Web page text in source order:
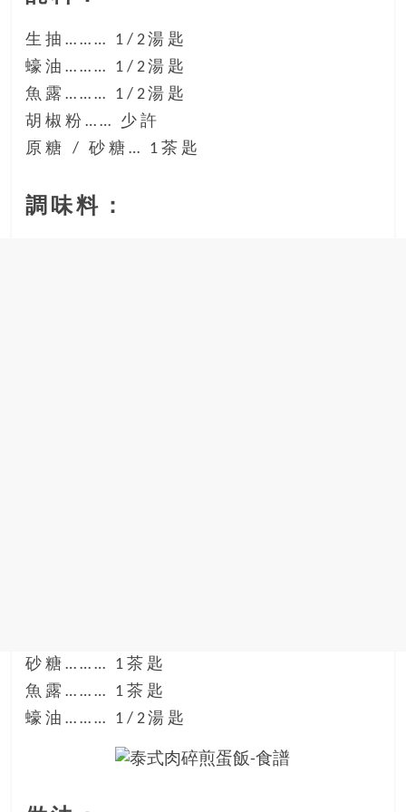
生抽……… 1/2湯匙
蠔油……… 1/2湯匙
魚露……… 1/2湯匙
胡椒粉…… 少許
原糖 / 砂糖… 1茶匙
調味料：
砂糖……… 1茶匙
魚露……… 1茶匙
蠔油……… 1/2湯匙